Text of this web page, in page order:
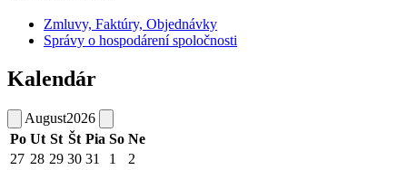
Zmluvy, Faktúry, Objednávky
Správy o hospodárení spoločnosti
Kalendár
August2026
Po Ut St Št Pia So Ne
27 28 29 30 31 1
2